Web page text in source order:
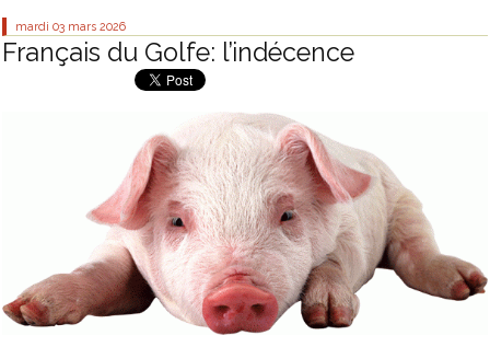
mardi 03 mars 2026
Français du Golfe: l’indécence